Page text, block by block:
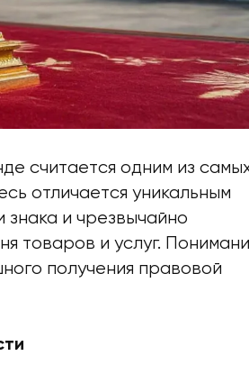
считается одним из
отличается уникальным
знака и чрезвычайно
товаров и услуг.
получения правовой